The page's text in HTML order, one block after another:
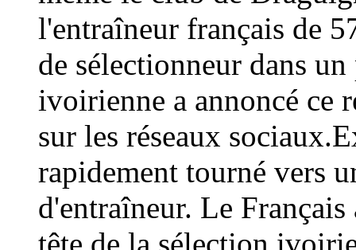
l'entraîneur français de
de sélectionneur dans
ivoirienne a annoncé ce
sur les réseaux
rapidement tourné vers
d'entraîneur. Le
tête de la sélection